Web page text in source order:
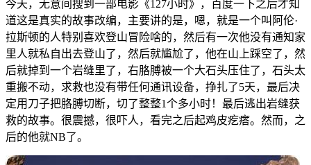
今天，无意间搜到一部电影《127小时》，百度一下之后才知
道这是真实的故事改编，主要讲的是，嗯，就是一个叫阿伦·
拉斯顿的人特别喜欢登山冒险啥的，然后有一次他没有通知家
里人就私自出去登山了，然后就尴尬了，他在山上踩空了，然
后就掉到一个岩缝里了，右胳膊被一个大石头压住了，石头太
重搬不动，求救也没有带任何通讯设备，挣扎了5天，最后决
定用刀子把胳膊切断，切了整整1个多小时！最后逃出岩缝获
救的故事。很震撼，很吓人，看完之后起鸡皮疙瘩。然而，之
后的他就NB了。